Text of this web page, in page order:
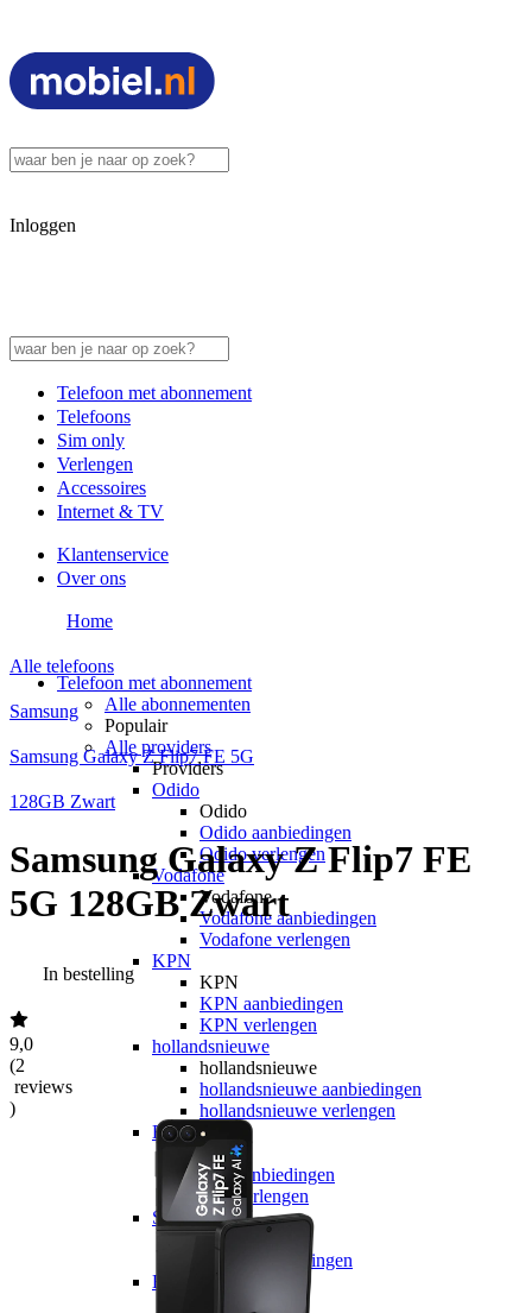
Inloggen
Telefoon met abonnement
Telefoons
Sim only
Verlengen
Accessoires
Internet & TV
Klantenservice
Over ons
Telefoon met abonnement
Alle abonnementen
Populair
Alle providers
Providers
Odido
Odido
Odido aanbiedingen
Odido verlengen
Vodafone
Vodafone
Vodafone aanbiedingen
Vodafone verlengen
KPN
KPN
KPN aanbiedingen
KPN verlengen
hollandsnieuwe
hollandsnieuwe
hollandsnieuwe aanbiedingen
hollandsnieuwe verlengen
Ben
Ben
Ben aanbiedingen
Ben verlengen
Simyo
Simyo
Simyo aanbiedingen
Budget Thuis
Home
Alle telefoons
Samsung
Samsung Galaxy Z Flip7 FE 5G
128GB Zwart
Samsung Galaxy Z Flip7 FE
5G 128GB Zwart
In bestelling
9,0
(2
reviews
)